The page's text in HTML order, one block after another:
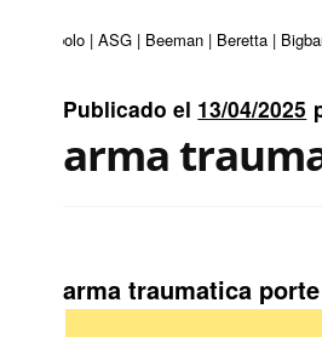
Apolo | ASG | Beeman | Beretta |
Publicado el 13/04/2025
arma
arma traumatica porte